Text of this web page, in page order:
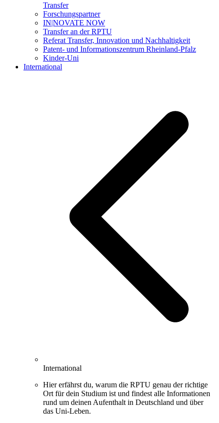
Transfer
Forschungspartner
IN|NOVATE NOW
Transfer an der RPTU
Referat Transfer, Innovation und Nachhaltigkeit
Patent- und Informationszentrum Rheinland-Pfalz
Kinder-Uni
International
International
Hier erfährst du, warum die RPTU genau der richtige
Ort für dein Studium ist und findest alle Informationen
rund um deinen Aufenthalt in Deutschland und über
das Uni-Leben.